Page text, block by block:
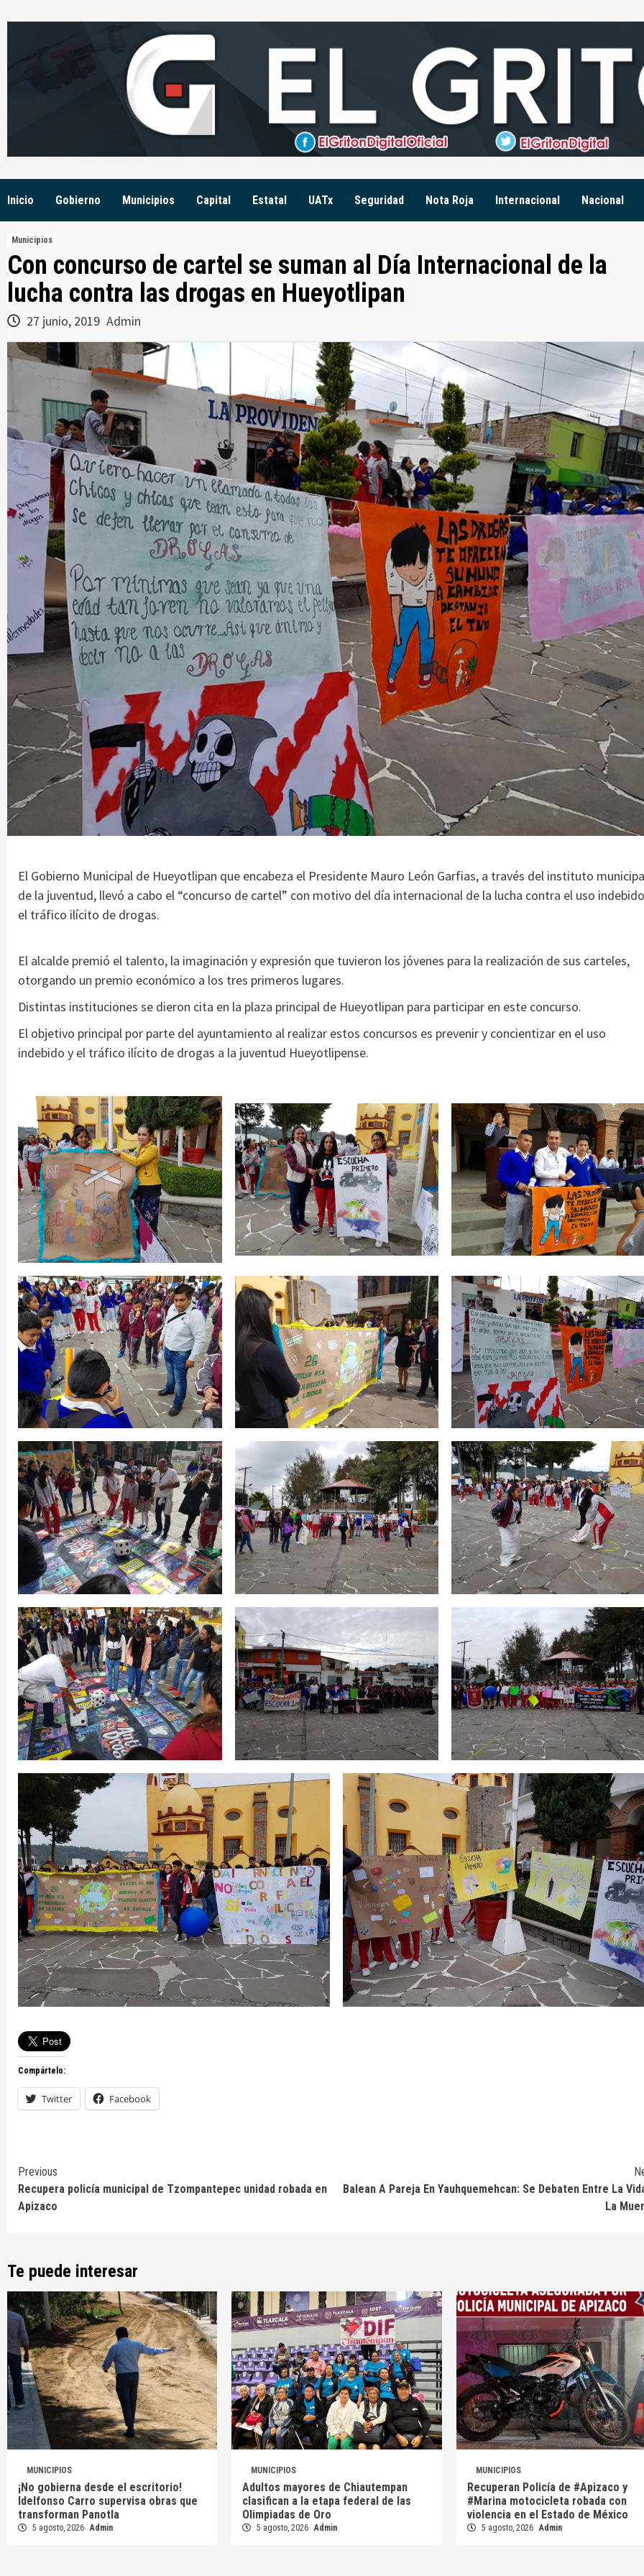
to
Inicio Gobierno Municipios Capital Estatal UATx Seguridad Nota Roja Internacional Nacional
Municipios
Con concurso de cartel se suman al Día Internacional de la
lucha contra las drogas en Hueyotlipan
27 junio, 2019 Admin
El Gobierno Municipal de Hueyotlipan que encabeza el Presidente Mauro León Garfias, a través del instituto
de la juventud, llevó a cabo el “concurso de cartel” con motivo del día internacional de la lucha contra el uso
el tráfico ilícito de drogas.
El alcalde premió el talento, la imaginación y expresión que tuvieron los jóvenes para la realización de sus carteles,
otorgando un premio económico a los tres primeros lugares.
Distintas instituciones se dieron cita en la plaza principal de Hueyotlipan para participar en este concurso.
El objetivo principal por parte del ayuntamiento al realizar estos concursos es prevenir y concientizar en el uso
indebido y el tráfico ilícito de drogas a la juventud Hueyotlipense.
Compártelo:
Twitter Facebook
Continue
Reading
Previous
Recupera policía municipal de Tzompantepec unidad robada en
Apizaco
Balean A Pareja En Yauhquemehcan: Se Debaten Entre La
La
Te puede interesar
MUNICIPIOS
¡No gobierna desde el escritorio!
Idelfonso Carro supervisa obras que
transforman Panotla
5 agosto, 2026 Admin
MUNICIPIOS
Adultos mayores de Chiautempan
clasifican a la etapa federal de las
Olimpiadas de Oro
5 agosto, 2026 Admin
MUNICIPIOS
Recuperan Policía de #Apizaco y
#Marina motocicleta robada con
violencia en el Estado de México
5 agosto, 2026 Admin